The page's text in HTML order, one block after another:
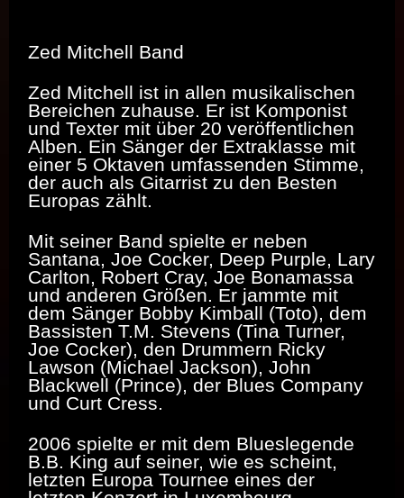
Zed Mitchell Band
Zed Mitchell ist in allen musikalischen
Bereichen zuhause. Er ist Komponist
und Texter mit über 20 veröffentlichen
Alben. Ein Sänger der Extraklasse mit
einer 5 Oktaven umfassenden Stimme,
der auch als Gitarrist zu den Besten
Europas zählt.
Mit seiner Band spielte er neben
Santana, Joe Cocker, Deep Purple, Lary
Carlton, Robert Cray, Joe Bonamassa
und anderen Größen. Er jammte mit
dem Sänger Bobby Kimball (Toto), dem
Bassisten T.M. Stevens (Tina Turner,
Joe Cocker), den Drummern Ricky
Lawson (Michael Jackson), John
Blackwell (Prince), der Blues Company
und Curt Cress.
2006 spielte er mit dem Blueslegende
B.B. King auf seiner, wie es scheint,
letzten Europa Tournee eines der